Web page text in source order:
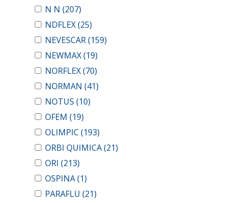
N N (207)
NDFLEX(25)
NEVESCAR(159)
NEWMAX(19)
NORFLEX(70)
NORMAN (41)
NOTUS (10)
OFEM (19)
OLIMPIC (193)
ORBI QUIMICA(21)
ORI (213)
OSPINA(1)
PARAFLU (21)